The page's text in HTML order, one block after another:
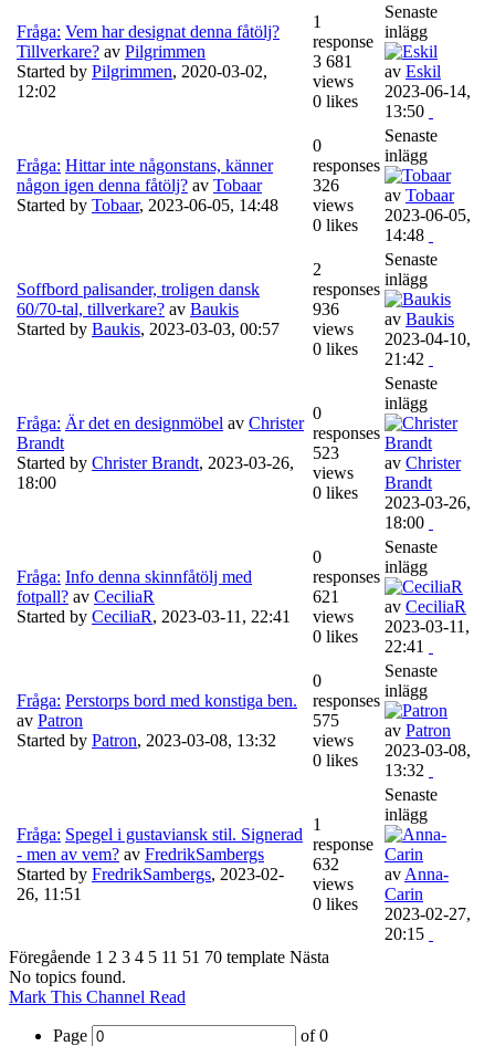
Fråga: Vem har designat denna fåtölj?
Tillverkare? av Pilgrimmen
Started by Pilgrimmen, 2020-03-02,
12:02
1
response
3 681
views
0 likes
Senaste
inlägg
av Eskil
2023-06-14,
13:50
Fråga: Hittar inte någonstans, känner
någon igen denna fåtölj? av Tobaar
Started by Tobaar, 2023-06-05, 14:48
0
responses
326
views
0 likes
Senaste
inlägg
av Tobaar
2023-06-05,
14:48
Soffbord palisander, troligen dansk
60/70-tal, tillverkare? av Baukis
Started by Baukis, 2023-03-03, 00:57
2
responses
936
views
0 likes
Senaste
inlägg
av Baukis
2023-04-10,
21:42
Fråga: Är det en designmöbel av Christer
Brandt
Started by Christer Brandt, 2023-03-26,
18:00
0
responses
523
views
0 likes
Senaste
inlägg
av Christer
Brandt
2023-03-26,
18:00
Fråga: Info denna skinnfåtölj med
fotpall? av CeciliaR
Started by CeciliaR, 2023-03-11, 22:41
0
responses
621
views
0 likes
Senaste
inlägg
av CeciliaR
2023-03-11,
22:41
Fråga: Perstorps bord med konstiga ben.
av Patron
Started by Patron, 2023-03-08, 13:32
0
responses
575
views
0 likes
Senaste
inlägg
av Patron
2023-03-08,
13:32
Fråga: Spegel i gustaviansk stil. Signerad
- men av vem? av FredrikSambergs
Started by FredrikSambergs, 2023-02-
26, 11:51
1
response
632
views
0 likes
Senaste
inlägg
av Anna-
Carin
2023-02-27,
20:15
Föregående 1 2 3 4 5 11 51 70 template Nästa
No topics found.
Mark This Channel Read
Page of0